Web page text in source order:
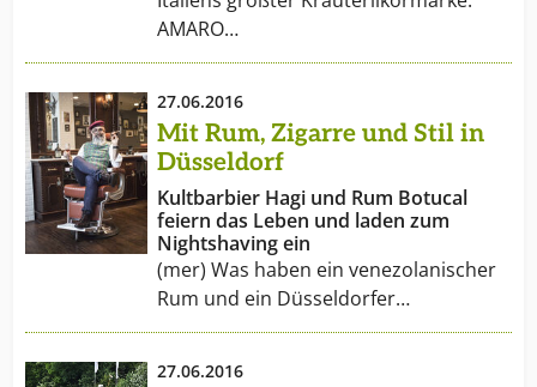
AMARO…
27.06.2016
Mit Rum, Zigarre und Stil in
Düsseldorf
Kultbarbier Hagi und Rum Botucal
feiern das Leben und laden zum
Nightshaving ein
(mer) Was haben ein venezolanischer
Rum und ein Düsseldorfer…
27.06.2016